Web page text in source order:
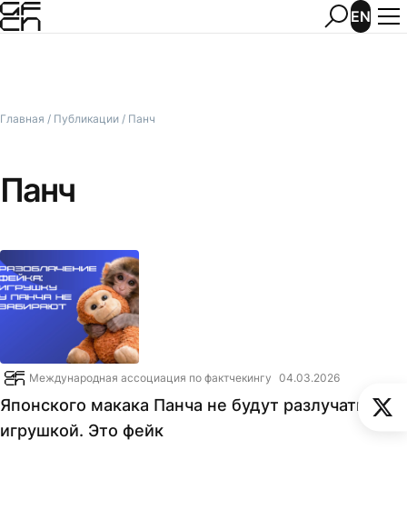
EN
Главная / Публикации / Панч
Панч
Международная ассоциация по фактчекингу 04.03.2026
Японского макака Панча не будут разлучать с
игрушкой. Это фейк